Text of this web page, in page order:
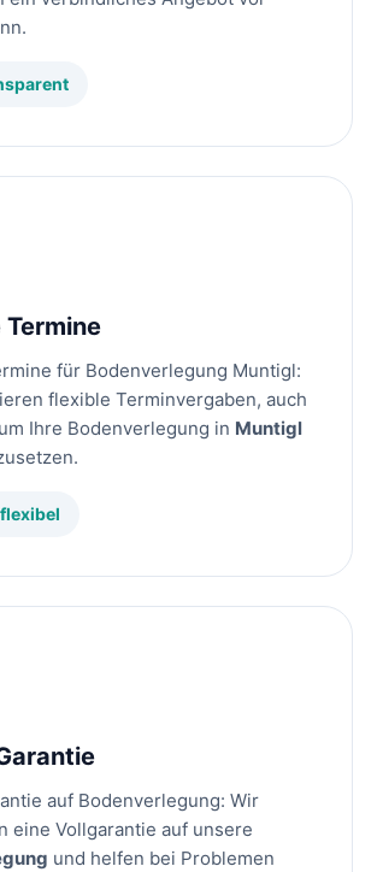
Termine
für Bodenverlegung Muntigl:
flexible Terminvergaben, auch
Ihre Bodenverlegung in Muntigl
auf Bodenverlegung: Wir
eine Vollgarantie auf unsere
und helfen bei Problemen